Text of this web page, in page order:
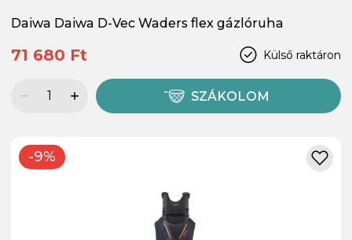
Daiwa Daiwa D-Vec Waders flex gázlóruha
Külső raktáron
71 680 Ft
SZÁKOLOM
-9%